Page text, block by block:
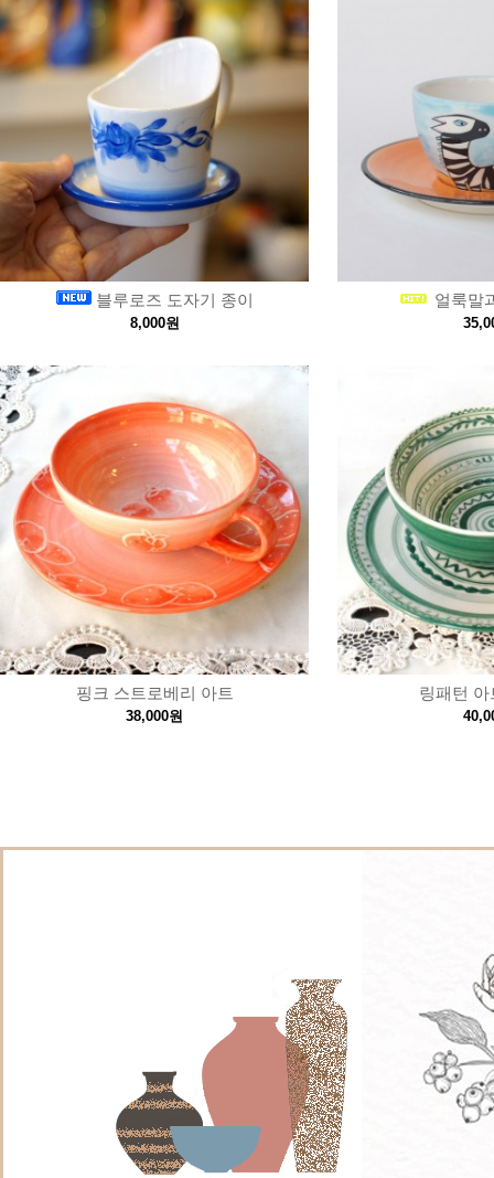
블루로즈 도자기 종이
8,000원
얼룩말
핑크 스트로베리 아트
38,000원
링패턴